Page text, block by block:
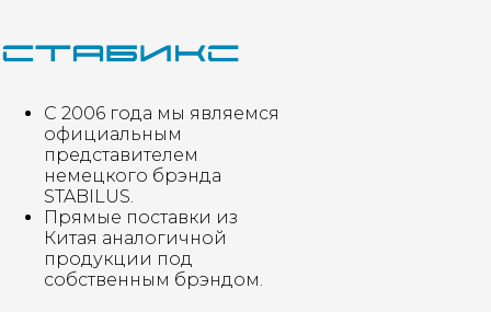
С 2006 года мы являемся
официальным
представителем
немецкого брэнда
STABILUS.
Прямые поставки из
Китая аналогичной
продукции под
собственным брэндом.